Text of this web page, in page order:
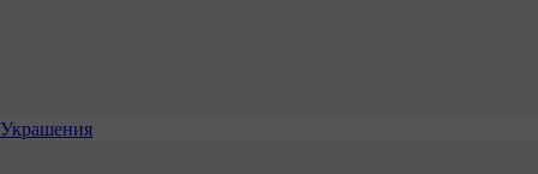
Украшения